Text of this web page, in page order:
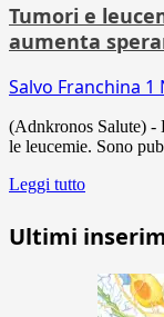
Tumori e
aumenta
Salvo Franchina 1
(Adnkronos Salute) -
le leucemie. Sono
Leggi tutto
Ultimi